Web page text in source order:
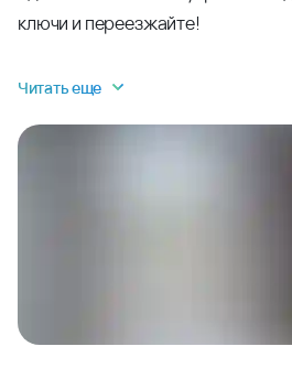
ключи и переезжайте!
Читать еще